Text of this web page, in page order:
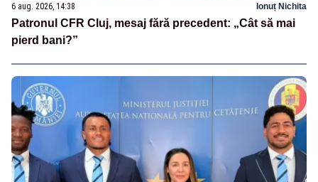
6 aug. 2026, 14:38 Ionuț Nichita
Patronul CFR Cluj, mesaj fără precedent: „Cât să mai
pierd bani?”